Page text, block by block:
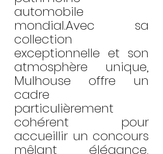
automobile
mondial.Avec sa
collection
exceptionnelle et son
atmosphère unique,
Mulhouse offre un
cadre
particulièrement
cohérent pour
accueillir un concours
mêlant élégance,